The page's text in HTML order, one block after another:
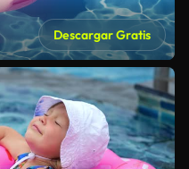
Descargar Gratis